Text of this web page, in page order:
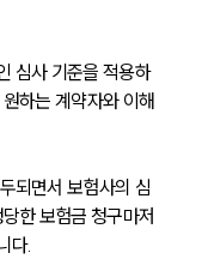
심사 기준을 적용하
하는 계약자와 이해
되면서 보험사의 심
한 보험금 청구마저
다.